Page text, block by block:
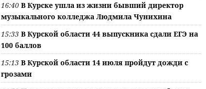
16:40 В Курске ушла из жизни бывший директор
музыкального колледжа Людмила Чунихина
15:33 В Курской области 44 выпускника сдали ЕГЭ на
100 баллов
15:13 В Курской области 14 июля пройдут дожди с
грозами